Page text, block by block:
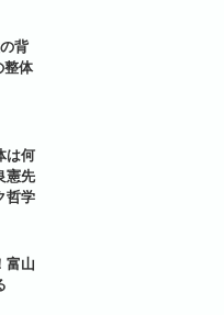
背
整体
は何
憲先
哲学
富山